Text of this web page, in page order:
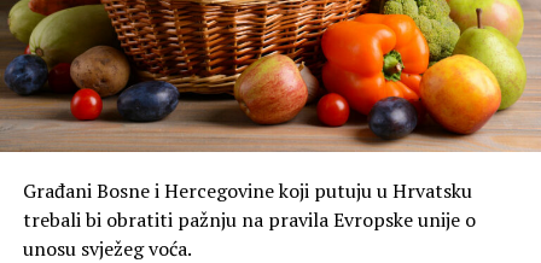
Građani Bosne i Hercegovine koji putuju u Hrvatsku
trebali bi obratiti pažnju na pravila Evropske unije o
unosu svježeg voća.